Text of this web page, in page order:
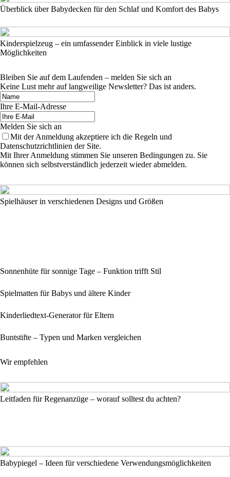
Überblick über Babydecken für den Schlaf und Komfort des Babys
Kinderspielzeug – ein umfassender Einblick in viele lustige
Möglichkeiten
Bleiben Sie auf dem Laufenden – melden Sie sich an
Keine Lust mehr auf langweilige Newsletter? Das ist anders.
Ihre E-Mail-Adresse
Melden Sie sich an
Mit der Anmeldung akzeptiere ich die Regeln und
Datenschutzrichtlinien der Site.
Mit Ihrer Anmeldung stimmen Sie unseren Bedingungen zu. Sie
können sich selbstverständlich jederzeit wieder abmelden.
Spielhäuser in verschiedenen Designs und Größen
Sonnenhüte für sonnige Tage – Funktion trifft Stil
Spielmatten für Babys und ältere Kinder
Kinderliedtext-Generator für Eltern
Buntstifte – Typen und Marken vergleichen
Wir empfehlen
Leitfaden für Regenanzüge – worauf solltest du achten?
Babypiegel – Ideen für verschiedene Verwendungsmöglichkeiten